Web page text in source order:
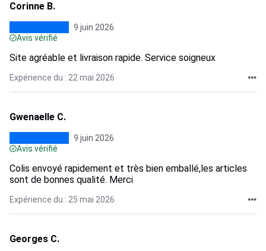
Corinne B.
9 juin 2026
Avis vérifié
Site agréable et livraison rapide. Service soigneux
Expérience du : 22 mai 2026
Gwenaelle C.
9 juin 2026
Avis vérifié
Colis envoyé rapidement et très bien emballé,les articles
sont de bonnes qualité. Merci
Expérience du : 25 mai 2026
Georges C.